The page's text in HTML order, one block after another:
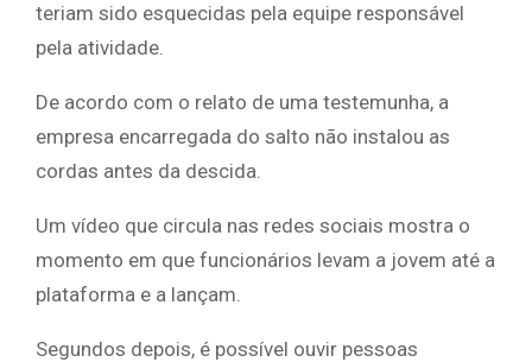
teriam sido esquecidas pela equipe responsável
pela atividade.
De acordo com o relato de uma testemunha, a
empresa encarregada do salto não instalou as
cordas antes da descida.
Um vídeo que circula nas redes sociais mostra o
momento em que funcionários levam a jovem até a
plataforma e a lançam.
Segundos depois, é possível ouvir pessoas